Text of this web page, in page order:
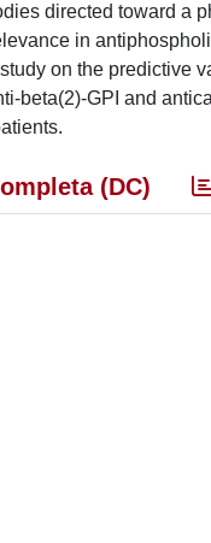
directed toward a
in
on the predictive
beta(2)-GPI and
(DC)